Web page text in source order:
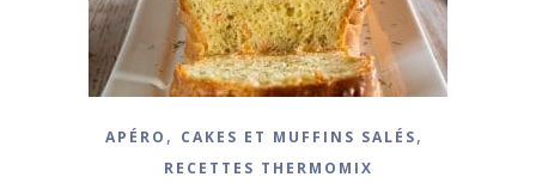
APÉRO , CAKES ET MUFFINS SALÉS,
RECETTES THERMOMIX